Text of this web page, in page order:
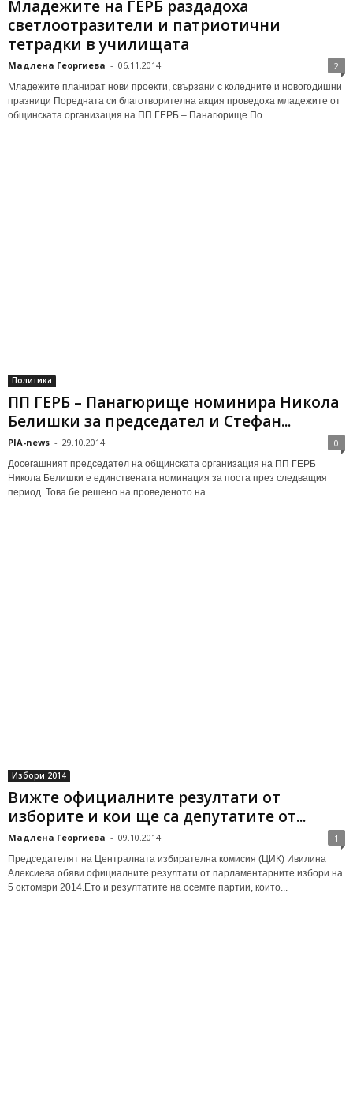
Младежите на ГЕРБ раздадоха
светлоотразители и патриотични
тетрадки в училищата
Мадлена Георгиева - 06.11.2014 2
Младежите планират нови проекти, свързани с коледните и новогодишни
празници Поредната си благотворителна акция проведоха младежите от
общинската организация на ПП ГЕРБ – Панагюрище.По...
Политика
ПП ГЕРБ – Панагюрище номинира Никола
Белишки за председател и Стефан...
PIA-news - 29.10.2014 0
Досегашният председател на общинската организация на ПП ГЕРБ
Никола Белишки е единствената номинация за поста през следващия
период. Това бе решено на проведеното на...
Избори 2014
Вижте официалните резултати от
изборите и кои ще са депутатите от...
Мадлена Георгиева - 09.10.2014 1
Председателят на Централната избирателна комисия (ЦИК) Ивилина
Алексиева обяви официалните резултати от парламентарните избори на
5 октомври 2014.Ето и резултатите на осемте партии, които...